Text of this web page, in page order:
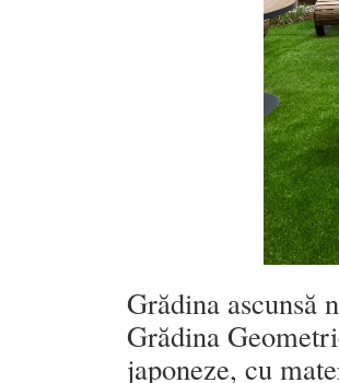
Grădina ascunsă
Grădina
japoneze, cu